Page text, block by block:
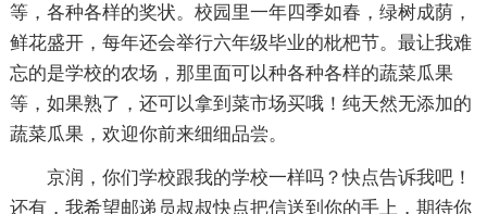
等，各种各样的奖状。校园里一年四季如春，绿树成荫，
鲜花盛开，每年还会举行六年级毕业的枇杷节。最让我难
忘的是学校的农场，那里面可以种各种各样的蔬菜瓜果
等，如果熟了，还可以拿到菜市场买哦！纯天然无添加的
蔬菜瓜果，欢迎你前来细细品尝。
京润，你们学校跟我的学校一样吗？快点告诉我吧！
还有，我希望邮递员叔叔快点把信送到你的手上，期待你